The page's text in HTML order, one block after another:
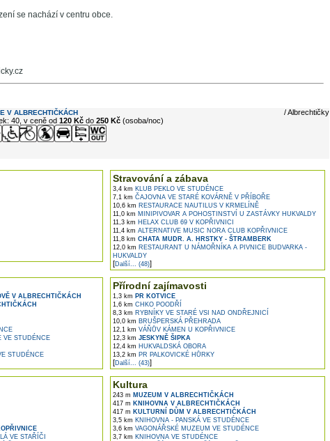
se nachází v centru obce.
V ALBRECHTIČKÁCH
/ Albrechtičky
40, v ceně od 120 Kčdo 250 Kč(osoba/noc)
Stravování a zábava
3,4 km KLUB PEKLO VE STUDÉNCE
7,1 km ČAJOVNA VE STARÉ KOVÁRNĚ V PŘÍBOŘE
10,6 km RESTAURACE NAUTILUS V KRMELÍNĚ
11,0 km MINIPIVOVAR A POHOSTINSTVÍ U ZASTÁVKY HUKVALDY
11,3 km HELAX CLUB 69 V KOPŘIVNICI
11,4 km ALTERNATIVE MUSIC NORA CLUB KOPŘIVNICE
11,8 km CHATA MUDR. A. HRSTKY - ŠTRAMBERK
12,0 km RESTAURANT U NÁMOŘNÍKA A PIVNICE BUDVARKA -
HUKVALDY
[Další... (48)]
V ALBRECHTIČKÁCH
VE STUDÉNCE
STUDÉNCE
Přírodní zajímavosti
1,3 km PR KOTVICE
1,6 km CHKO POODŘÍ
8,3 km RYBNÍKY VE STARÉ VSI NAD ONDŘEJNICÍ
10,0 km BRUŠPERSKÁ PŘEHRADA
12,1 km VÁŇŮV KÁMEN U KOPŘIVNICE
12,3 km JESKYNĚ ŠIPKA
12,4 km HUKVALDSKÁ OBORA
13,2 km PR PALKOVICKÉ HŮRKY
[Další... (43)]
VE STAŘÍČI
Kultura
243 m MUZEUM V ALBRECHTIČKÁCH
417 m KNIHOVNA V ALBRECHTIČKÁCH
417 m KULTURNÍ DŮM V ALBRECHTIČKÁCH
3,5 km KNIHOVNA - PANSKÁ VE STUDÉNCE
3,6 km VAGONÁŘSKÉ MUZEUM VE STUDÉNCE
3,7 km KNIHOVNA VE STUDÉNCE